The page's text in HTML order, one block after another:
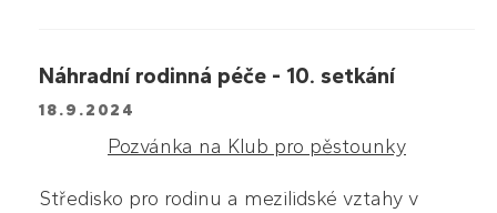
Náhradní rodinná péče - 10. setkání
18.9.2024
Pozvánka na Klub pro pěstounky
Středisko pro rodinu a mezilidské vztahy v